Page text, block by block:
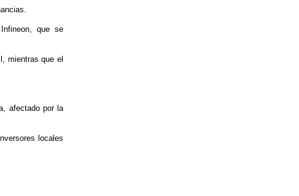
que se
mientras que el
afectado por la
locales